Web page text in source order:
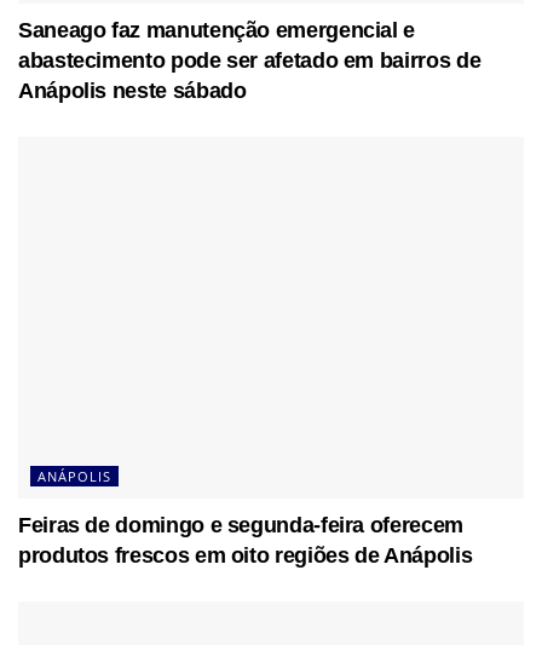
Saneago faz manutenção emergencial e
abastecimento pode ser afetado em bairros de
Anápolis neste sábado
ANÁPOLIS
Feiras de domingo e segunda-feira oferecem
produtos frescos em oito regiões de Anápolis